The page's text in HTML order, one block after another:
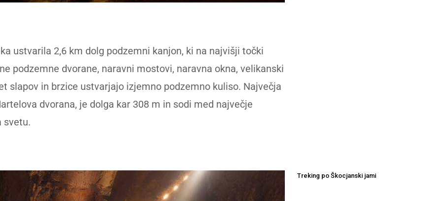
ustvarila 2,6 km dolg podzemni kanjon, ki na najvišji točki
podzemne dvorane, naravni mostovi, naravna okna, velikanski
slapov in brzice ustvarjajo izjemno podzemno kuliso. Največja
dvorana, je dolga kar 308 m in sodi med največje
svetu.
Treking po Škocjanski jami